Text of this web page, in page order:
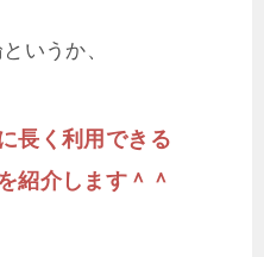
いうか、
長く利用できる
紹介します＾＾